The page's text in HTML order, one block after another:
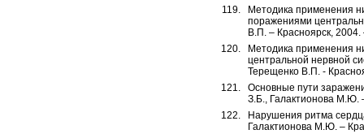
Методика применения
поражениями
В.П. – Красноярск, 2004.
Методика применения
центральной нервной
Терещенко В.П. -
Основные пути
З.Б., Галактионова М.Ю.
Нарушения ритма
Галактионова М.Ю. –